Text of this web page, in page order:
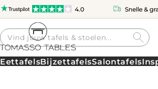
4.0 Snelle &
Producten
zoeken
EettafelsBijzettafelsSalontafels